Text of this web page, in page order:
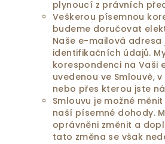
plynoucí z právních
Veškerou písemnou
budeme doručovat
Naše e-mailová adresa
identifikačních údajů.
korespondenci na Vaši
uvedenou ve Smlouvě,
nebo přes kterou jste
Smlouvu je možné
naší písemné dohody.
oprávněni změnit a
tato změna se však